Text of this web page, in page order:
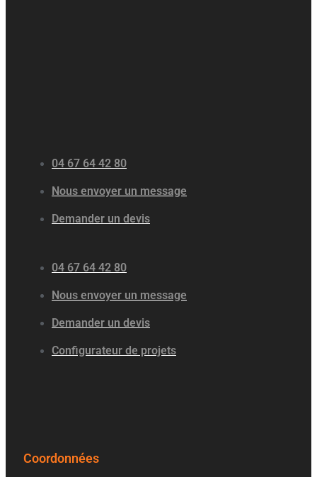
04 67 64 42 80
Nous envoyer un message
Demander un devis
04 67 64 42 80
Nous envoyer un message
Demander un devis
Configurateur de projets
Coordonnées